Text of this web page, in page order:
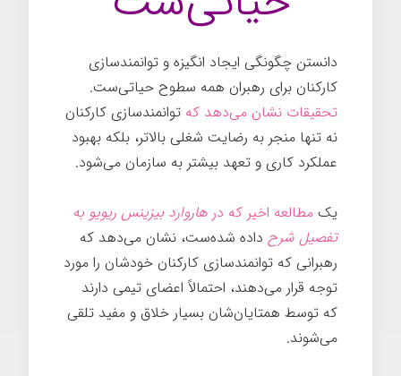
دانستن چگونگی ایجاد انگیزه و توانمندسازی
کارکنان برای رهبران همه سطوح حیاتی‌ست.
تحقیقات نشان می‌دهد که توانمندسازی کارکنان
نه تنها منجر به رضایت شغلی بالاتر، بلکه بهبود
عملکرد کاری و تعهد بیشتر به سازمان می‌شود.
یک مطالعه اخیر که در هاروارد بیزینس ریویو به
تفصیل شرح داده شده‌ست، نشان می‌دهد که
رهبرانی که توانمندسازی کارکنان‌ خودشان را مورد
توجه قرار می‌دهند، احتمالاً اعضای تیمی دارند
که توسط همتایان‌شان بسیار خلاق و مفید تلقی
می‌شوند.